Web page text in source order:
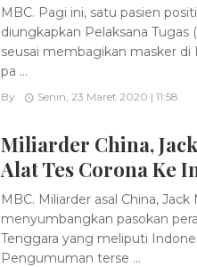
MBC. Pagi ini, satu pasien
diungkapkan Pelaksana Tugas
seusai membagikan masker di
pa ...
By Senin, 23 Maret 2020 | 11:58
Miliarder China,
Alat Tes Corona Ke
MBC. Miliarder asal China,
menyumbangkan pasokan
Tenggara yang meliputi
Pengumuman terse ...